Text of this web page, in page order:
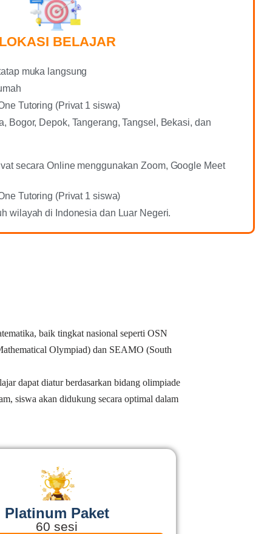
LOKASI BELAJAR
muka langsung
Tutoring (Privat 1 siswa)
Bogor, Depok, Tangerang, Tangsel, Bekasi, dan
secara Online menggunakan Zoom, Google Meet
Tutoring (Privat 1 siswa)
wilayah di Indonesia dan Luar Negeri.
baik tingkat nasional seperti OSN
Olympiad) dan SEAMO (South
dapat diatur berdasarkan bidang olimpiade
siswa akan didukung secara optimal dalam
Platinum Paket
60 sesi